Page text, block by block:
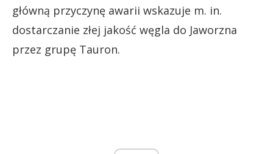
główną przyczynę awarii wskazuje m. in.
dostarczanie złej jakość węgla do Jaworzna
przez grupę Tauron.